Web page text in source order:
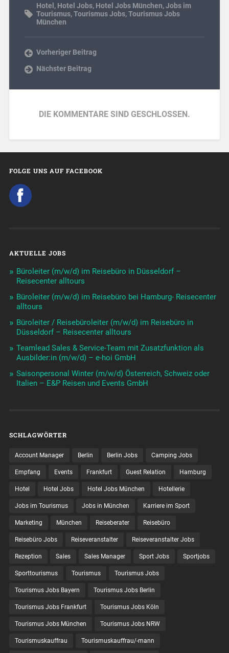
Hotel , Hotel Jobs, Hotel Jobs München,Jobs im
Tourismus,Tourismus Jobs,Tourismus Jobs
München
Vorheriger Beitrag
Nächster Beitrag
DIE KOMMENTARE SIND GESCHLOSSEN.
FOLGE UNS AUF FACEBOOK
AKTUELLE JOBS
Büroleiter (m/w/d) im Reisebüro in Düsseldorf –
Reisecenter alltours
Büroleiter (m/w/d) im Reisebüro bei Hamburg- Reisecenter
alltours
Büroleiter / Reisebüroleiter (m/w/d) im Reisebüro in
Düsseldorf – Reisecenter alltours
Teamlead Sales & Service-Team mit Zusatzfunktion als
Ausbilder:in (m/w/d) – e-hoi GmbH
Saisonpersonal Winter (m/w/d) Österreich, Schweiz oder
Italien – E&P Reisen und Events GmbH
SCHLAGWÖRTER
Account Manager Berlin Berlin Jobs Camping Jobs
Empfang Events Frankfurt Guest Relation Hamburg
Hotel Hotel Jobs Hotel Jobs München Hotellerie
Jobs im Tourismus Jobs in München Karriere im Sport
Marketing München Reiseberater Reisebüro
Reisebüro Jobs Reiseveranstalter Reiseveranstalter Jobs
Rezeption Sales Sales Manager Sport Jobs Sportjobs
Sporttourismus Tourismus Tourismus Jobs
Tourismus Jobs Bayern Tourismus Jobs Berlin
Tourismus Jobs Frankfurt Tourismus Jobs Köln
Tourismus Jobs München Tourismus Jobs NRW
Tourismuskauffrau Tourismuskauffrau/-mann